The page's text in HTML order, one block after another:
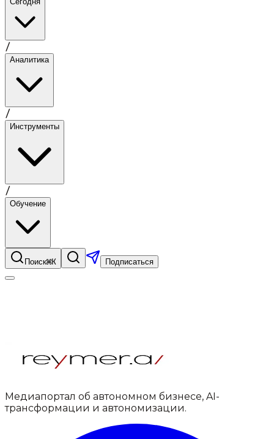
/
Аналитика
/
Инструменты
/
Обучение
Поиск⌘K Подписаться
Медиапортал об автономном бизнесе, AI-
трансформации и автономизации.